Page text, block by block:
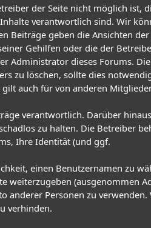
der Seite nicht möglich
verantwortlich sind. Wir
Beiträge geben die Ansichten
Gehilfen oder die der
Administrator dieses Forums.
zu löschen, sollte dies
auch für von anderen
verantwortlich. Darüber
zu halten. Die Betreiber
Ihre Identität (und ggf.
einen Benutzernamen zu
weiterzugeben (ausgenommen
anderer Personen zu
verhinden.